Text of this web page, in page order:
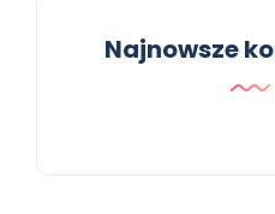
Najnowsze